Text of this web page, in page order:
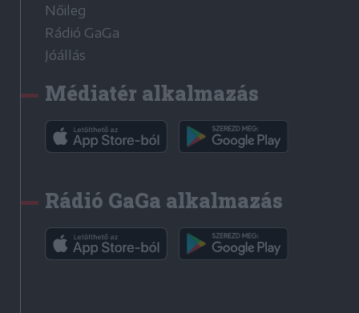
Nőileg
Rádió GaGa
Jóállás
Médiatér alkalmazás
Rádió GaGa alkalmazás